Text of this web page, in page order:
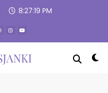
8:27:20 PM